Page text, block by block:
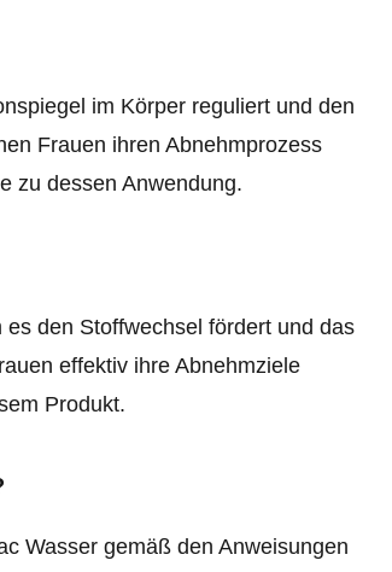
im Körper reguliert und den
Frauen ihren Abnehmprozess
zu dessen Anwendung.
den Stoffwechsel fördert und das
effektiv ihre Abnehmziele
Produkt.
Wasser gemäß den Anweisungen